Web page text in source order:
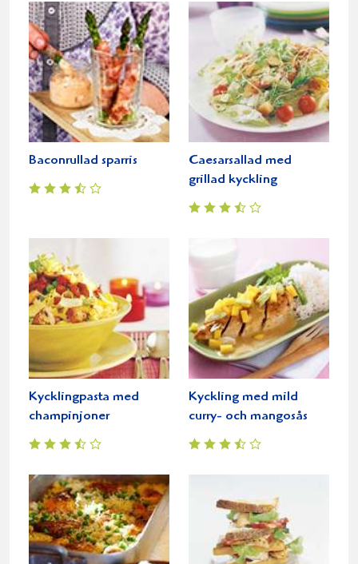
Baconrullad sparris
Caesarsallad med
grillad kyckling
Kycklingpasta med
champinjoner
Kyckling med mild
curry- och mangosås